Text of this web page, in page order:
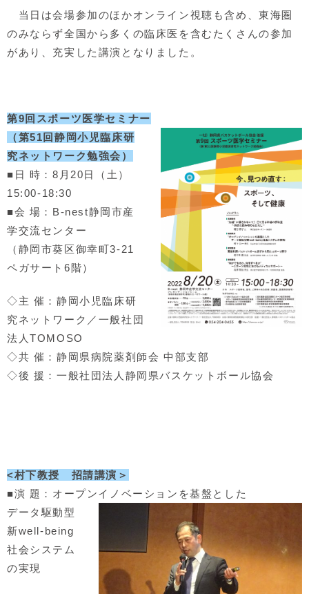
当日は会場参加のほかオンライン視聴も含め、東海圏
のみならず全国から多くの臨床医を含むたくさんの参加
があり、充実した講演となりました。
第9回スポーツ医学セミナー
（第51回静岡小児臨床研
究ネットワーク勉強会）
■日 時：8月20日（土）
15:00-18:30
■会 場：B-nest静岡市産
学交流センター
（静岡市葵区御幸町3-21
ペガサート6階）
◇主 催：静岡小児臨床研
究ネットワーク／一般社団
法人TOMOSO
◇共 催：静岡県病院薬剤師会 中部支部
◇後 援：一般社団法人静岡県バスケットボール協会
<村下教授 招請講演＞
■演 題：オープンイノベーションを基盤とした
データ駆動型
新well-being
社会システム
の実現